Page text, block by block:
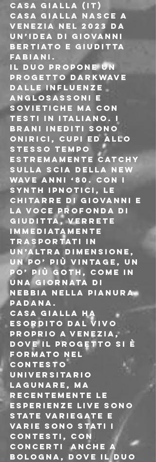
CASA GIALLA (IT)
Casa Gialla nasce a
Venezia nel 2023 da
un’idea di Giovanni
Bertiato e Giuditta
Fabiani.
Il duo propone un
progetto darkwave
dalle influenze
anglosassoni e
sovietiche ma con
testi in italiano. I
brani inediti sono
onirici, cupi ed allo
stesso tempo
estremamente catchy
sulla scia della new
wave anni ‘80. Con i
synth ipnotici, le
chitarre di Giovanni e
la voce profonda di
Giuditta, verrete
immediatamente
trasportati in
un’altra dimensione,
un po’ più vintage, un
po’ più goth, come in
una giornata di
nebbia nella Pianura
Padana.
Casa Gialla ha
esordito dal vivo
proprio a Venezia,
dove il progetto si è
formato nel
contesto
universitario
lagunare, ma
recentemente le
esperienze live sono
state variegate e
varie sono stati i
contesti, con
concerti  anche a
Bologna, dove il duo